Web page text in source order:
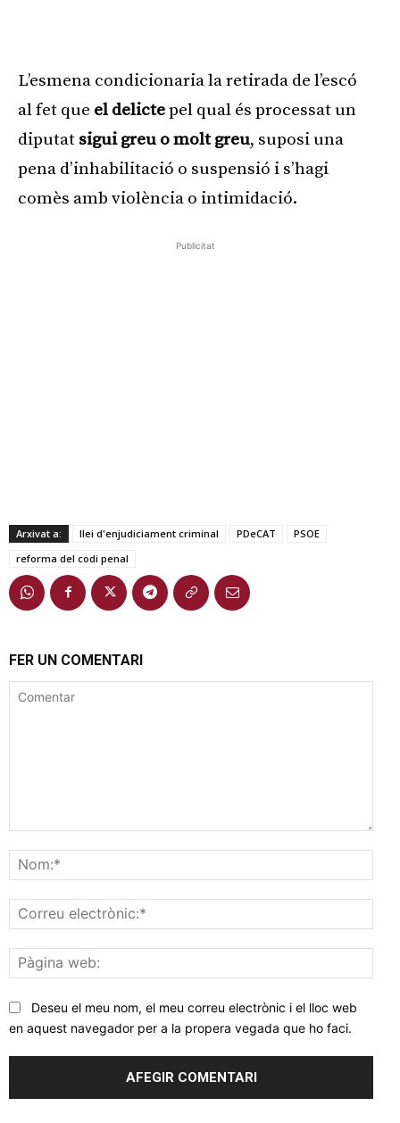
L’esmena condicionaria la retirada de l’escó
al fet que el delictepel qual és processat un
diputat sigui greu o molt greu, suposi una
pena d’inhabilitació o suspensió i s’hagi
comès amb violència o intimidació.
Publicitat
Arxivat a: llei d'enjudiciament criminal PDeCAT
PSOE
reforma del codi penal
FER UN COMENTARI
web:
Deseu el meu nom, el meu correu electrònic i el lloc web
en aquest navegador per a la propera vegada que ho faci.